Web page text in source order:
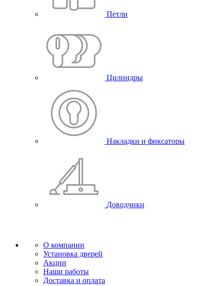
Петли
Цилиндры
Накладки и фиксаторы
Доводчики
О компании
Установка дверей
Акции
Наши работы
Доставка и оплата